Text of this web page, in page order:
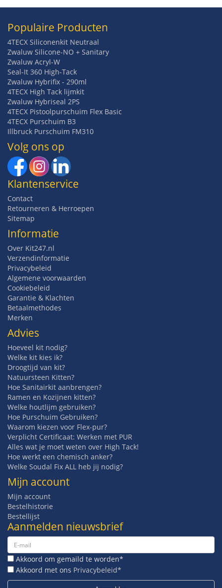
Populaire Producten
4TECX Siliconenkit Neutraal
Zwaluw Silicone-NO + Sanitary
Zwaluw Acryl-W
Seal-It 360 High-Tack
Zwaluw Hybrifix - 290ml
4TECX High Tack lijmkit
Zwaluw Hybriseal 2PS
4TECX Pistoolpurschuim Flex Basic
4TECX Purschuim B3
Illbruck Purschuim FM310
Volg ons op
Klantenservice
Contact
Retourneren & Herroepen
Sitemap
Informatie
Over Kit247.nl
Verzendinformatie
Privacybeleid
Algemene voorwaarden
Cookiebeleid
Garantie & Klachten
Betaalmethodes
Merken
Advies
Hoeveel kit nodig?
Welke kit kies ik?
Droogtijd van kit?
Natuursteen Kitten?
Hoe Sanitairkit aanbrengen?
Ramen en Kozijnen kitten?
Welke houtlijm gebruiken?
Hoe Purschuim Gebruiken?
Waarom kiezen voor Flex-pur?
Verplicht Certificaat: Werken met PUR
Alles wat je moet weten over High Tack!
Hoe werkt een chemisch anker?
Welke Soudal Fix ALL heb jij nodig?
Mijn account
Mijn account
Bestelhistorie
Bestellijst
Aanmelden nieuwsbrief
Akkoord om gemaild te worden*
Akkoord met ons Privacybeleid*